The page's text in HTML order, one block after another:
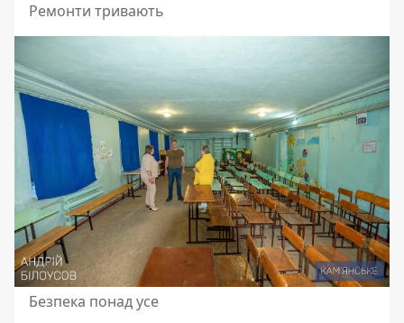
Ремонти тривають
Безпека понад усе